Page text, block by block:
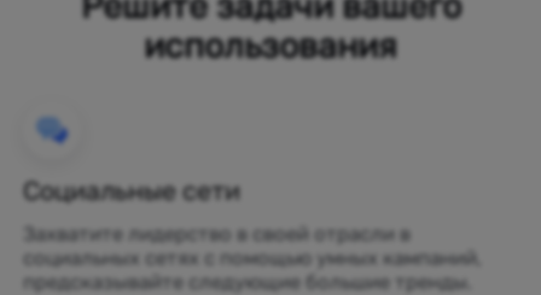
использования
Социальные сети
Захватите лидерство в своей отрасли в
социальных сетях с помощью умных кампаний,
предсказывайте следующие большие тренды.